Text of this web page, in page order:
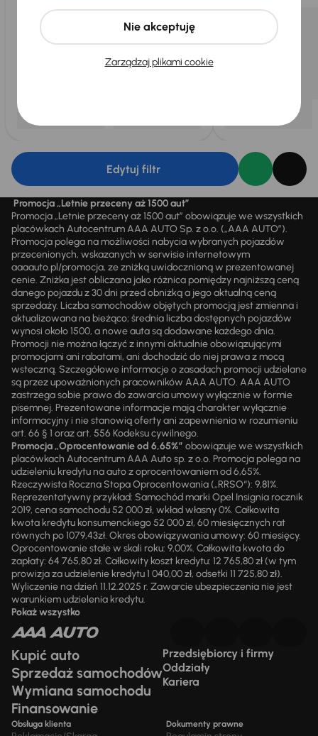
Edytuj filtr
Promocja „Letnie przeceny aż 1500 aut”
Promocja „Letnie przeceny aż 1500 aut” obowiązuje we wszystkich
placówkach Autocentrum AAA AUTO Sp. z o.o. („AAA AUTO”).
Promocja polega na możliwości nabycia wybranych pojazdów
przecenionych, wskazanych w serwisie internetowym
aaaauto.pl/promocja, ze zniżką uwidocznioną w prezentowanej
cenie. Zniżka jest obliczana jako różnica pomiędzy najniższą ceną
danego pojazdu z 30 dni przed obniżką a jego aktualną ceną
sprzedaży. Liczba samochodów objętych promocją jest zmienna i
aktualizowana na bieżąco; średnia liczba dostępnych pojazdów
wynosi około 1500, a nowe auta są dodawane każdego dnia.
Promocji nie można łączyć z innymi aktualnie obowiązującymi
promocjami ani rabatami, ani dochodzić do niej prawa z mocą
wsteczną. Szczegółowe informacje o zasadach promocji udzielane
są przez upoważnionych pracowników AAA AUTO. AAA AUTO
zastrzega sobie prawo do zawarcia umowy wyłącznie w formie
pisemnej. Prezentowane informacje mają charakter wyłącznie
informacyjny i nie stanowią oferty ani zapewnienia w rozumieniu
art. 66 § 1 oraz art. 556 Kodeksu cywilnego.
Promocja „Oprocentowanie od 6,65%” obowiązuje we wszystkich
placówkach Autocentrum AAA Auto sp. z o.o. Promocja polega na
udzieleniu kredytu na auto z oprocentowaniem od 6,65%.
Rzeczywista Roczna Stopa Oprocentowania („RRSO“): 9,81%.
Reprezentatywny przykład: Samochód marki Opel Insignia rocznik
2019, cena samochodu 52 000 zł, wkład własny 0%. Całkowita
kwota kredytu konsumenckiego 52 000 zł, 60 miesięcznych rat
równych po 1079,43zł. Okres obowiązywania umowy: 60 miesięcy.
Oprocentowanie stałe w skali roku: 9,00%. Całkowita kwota do
zapłaty: 64 765,80 zł. Całkowity koszt kredytu: 12 765,80 zł (w tym
prowizja za udzielenie kredytu 1 040,00 zł, odsetki 11 725,80 zł).
Wyliczenie na dzień 11.12.2025 r. Zawarcie ubezpieczenia nie jest
warunkiem udzielenia kredytu.
Pokaż wszystko
Kupić auto
Sprzedaż samochodów
Wymiana samochodu
Finansowanie
Przedsiębiorcy i firmy
Oddziały
Kariera
Obsługa klienta Dokumenty prawne
Zarządzaj plikami cookie
Nie akceptuję